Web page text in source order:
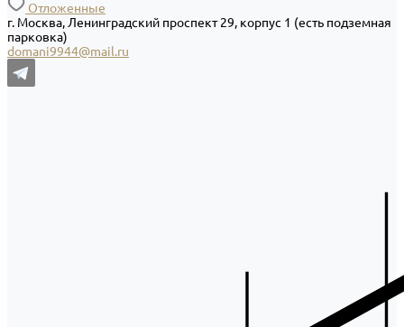
Отложенные
г. Москва, Ленинградский проспект 29, корпус 1 (есть подземная
парковка)
domani9944@mail.ru